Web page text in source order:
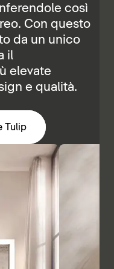
così
Con questo
da un unico
il
elevate
e qualità.
Tulip